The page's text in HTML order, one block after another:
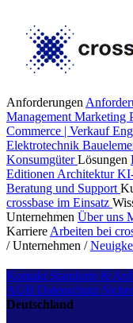
Anforderungen
Management Marketing
Commerce | Verkauf
Elektrotechnik
KonsumgüterLösungen
Editionen Architektur
Beratung und Support
crossbase im Einsatz
Unternehmen Über uns
Karriere Arbeiten bei
/ Unternehmen /
Kontakt Standorte &
AGB Datenschutz
Deutschland